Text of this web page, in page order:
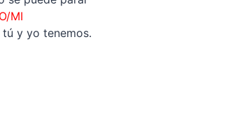
y yo tenemos.